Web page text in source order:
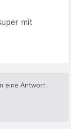
mit
eine Antwort